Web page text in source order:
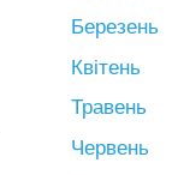
Березень
Квітень
Травень
Червень